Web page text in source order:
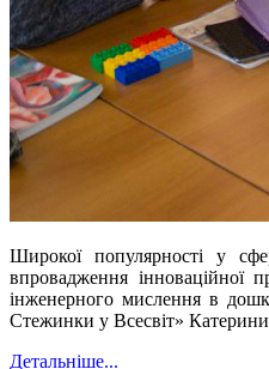
Широкої популярності у
впровадження інноваційної
інженерного мислення в
Стежинки у Всесвіт»
Детальніше...